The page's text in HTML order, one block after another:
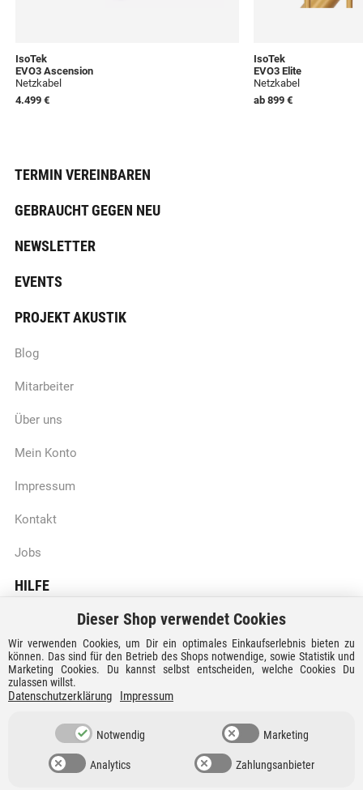
IsoTek
EVO3 Ascension
Netzkabel
4.499 €
IsoTek
EVO3 Elite
Netzkabel
ab 899 €
TERMIN VEREINBAREN
GEBRAUCHT GEGEN NEU
NEWSLETTER
EVENTS
PROJEKT AKUSTIK
Blog
Mitarbeiter
Über uns
Mein Konto
Impressum
Kontakt
Jobs
HILFE
Batteriegesetzhinweise
Vertrag widerrufen
Versandkosten und Lieferzeiten
Zahlungsarten
Dieser Shop verwendet Cookies
Wir verwenden Cookies, um Dir ein optimales Einkaufserlebnis bieten zu
können. Das sind für den Betrieb des Shops notwendige, sowie Statistik und
Marketing Cookies. Du kannst selbst entscheiden, welche Cookies Du
zulassen willst.
Datenschutzerklärung Impressum
Notwendig Marketing
Analytics Zahlungsanbieter